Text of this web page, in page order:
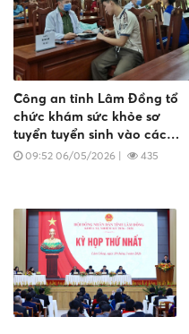
Công an tỉnh Lâm Đồng tổ
chức khám sức khỏe sơ
tuyển tuyển sinh vào các
trường Công an nhân dân
09:52 06/05/2026 | 435